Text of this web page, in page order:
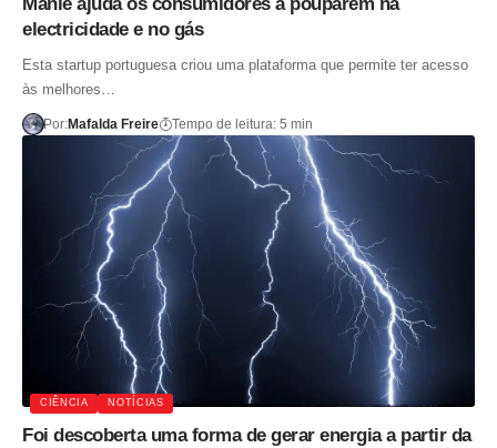
electricidade e no gás
Esta startup portuguesa criou uma plataforma que permite ter acesso
às melhores…
Por:Mafalda Freire Tempo de leitura: 5 min
CIÊNCIA NOTÍCIAS
Foi descoberta uma forma de gerar energia a partir da